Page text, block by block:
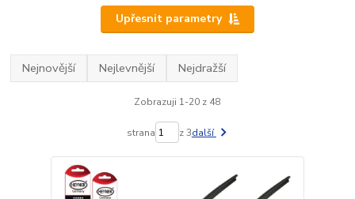
Upřesnit parametry
Nejnovější Nejlevnější Nejdražší
Zobrazuji 1-20 z 48
strana z 3další